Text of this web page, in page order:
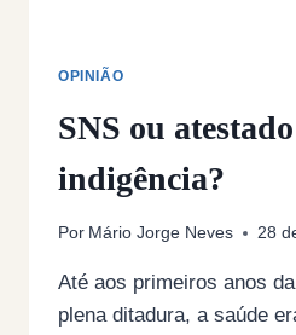
OPINIÃO
SNS ou
indigência?
Por Mário Jorge Neves 28
Até aos primeiros anos
plena ditadura, a saúde